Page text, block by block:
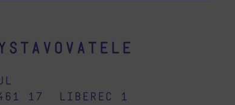
17 Liberec 1